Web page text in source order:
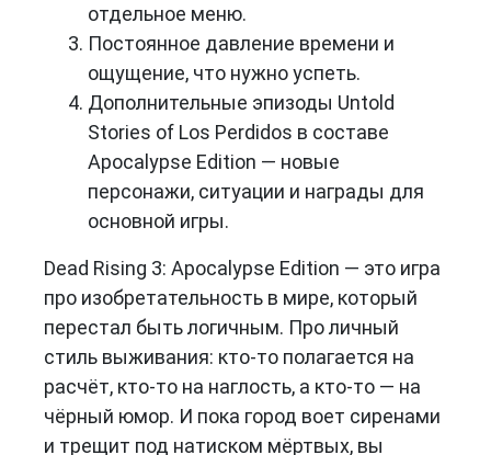
отдельное меню.
Постоянное давление времени и
ощущение, что нужно успеть.
Дополнительные эпизоды Untold
Stories of Los Perdidos в составе
Apocalypse Edition — новые
персонажи, ситуации и награды для
основной игры.
Dead Rising 3: Apocalypse Edition — это игра
про изобретательность в мире, который
перестал быть логичным. Про личный
стиль выживания: кто-то полагается на
расчёт, кто-то на наглость, а кто-то — на
чёрный юмор. И пока город воет сиренами
и трещит под натиском мёртвых, вы